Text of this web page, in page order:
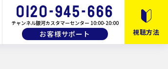
チャンネル銀河カスタマーセンター 10:00-20:00
お客様サポート 視聴方法